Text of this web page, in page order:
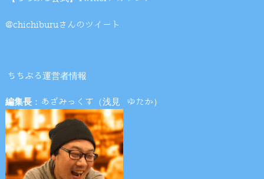
@chichiburuさんのツイート
ちちぶる運営者情報
編集長：あざみっくす（浅見 ゆたか）